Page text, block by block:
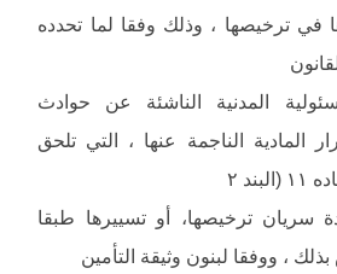
في ترخیصھا ، وذلك وفقا لما تحدده
المدنیة الناشئة عن حوادث
المادیة الناجمة عنھا ، التي تلحق
٢
سریان ترخیصھا، أو تسییرھا طبقا
، ووفقا لبنون وثیقة التأمین